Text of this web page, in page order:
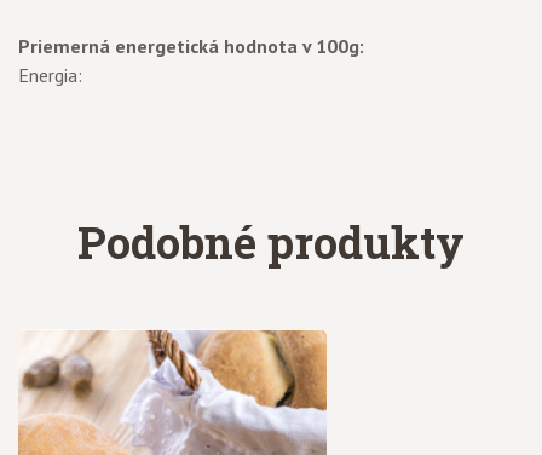
Priemerná energetická hodnota v 100g:
Energia:
Podobné produkty